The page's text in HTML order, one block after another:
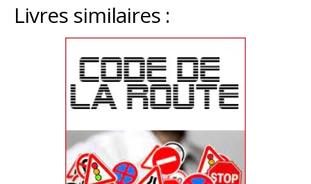
Livres similaires :